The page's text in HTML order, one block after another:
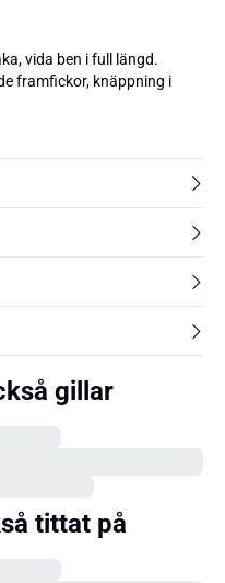
vida ben i full längd.
framfickor, knäppning i
gillar
tittat på